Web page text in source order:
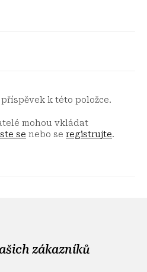
k této položce.
mohou vkládat
se nebo se registrujte.
zákazníků